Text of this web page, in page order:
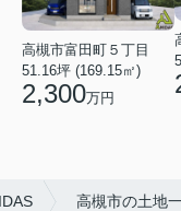
高槻市富田町５丁目
51.16坪 (169.15㎡)
2,300万円
高槻市の土地